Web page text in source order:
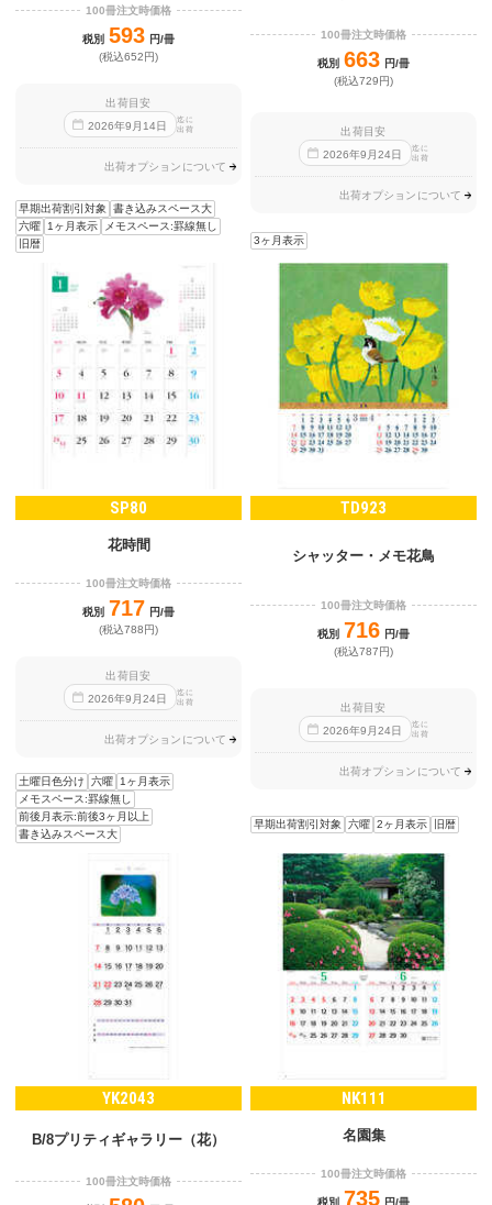
100冊注文時価格
税別 593 円/冊
(税込652円)
出荷目安
2026年9 月14日
迄に
出荷
出荷オプションについて
早期出荷割引対象
書き込みスペース大
六曜 1ヶ月表示
メモスペース:罫線無し
旧暦
100冊注文時価格
税別 663 円/冊
(税込729円)
出荷目安
2026年9 月24日
迄に
出荷
出荷オプションについて
3ヶ月表示
SP80
花時間
100冊注文時価格
税別 717 円/冊
(税込788円)
出荷目安
2026年9 月24日
迄に
出荷
出荷オプションについて
土曜日色分け 六曜 1ヶ月表示
メモスペース:罫線無し
前後月表示:前後3ヶ月以上
書き込みスペース大
TD923
シャッター・メモ花鳥
100冊注文時価格
税別 716 円/冊
(税込787円)
出荷目安
2026年9 月24日
迄に
出荷
出荷オプションについて
早期出荷割引対象 六曜 2ヶ月表示 旧暦
YK2043
B/8プリティギャラリー（花）
100冊注文時価格
NK111
名園集
100冊注文時価格
735